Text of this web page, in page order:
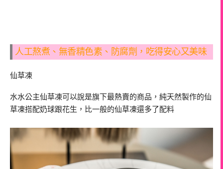
人工熬煮、無香精色素、防腐劑，吃得安心又美味
仙草凍
水水公主仙草凍可以說是旗下最熱賣的商品，純天然製作的仙
草凍搭配奶球跟花生，比一般的仙草凍還多了配料